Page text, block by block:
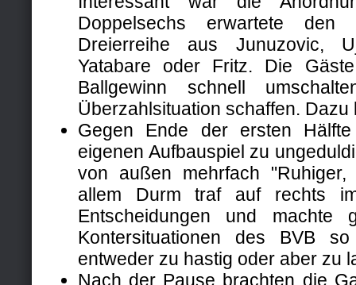
Doppelsechs erwartete
Dreierreihe aus Junuzovic,
Yatabare oder Fritz. Die
Ballgewinn schnell
Überzahlsituation schaffen. Dazu
Gegen Ende der ersten
eigenen Aufbauspiel zu
von außen mehrfach
allem Durm traf auf rechts
Entscheidungen und machte
Kontersituationen des BVB
entweder zu hastig oder aber zu
Nach der Pause brachten die